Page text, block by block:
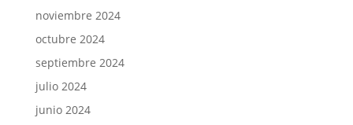
noviembre 2024
octubre 2024
septiembre 2024
julio 2024
junio 2024